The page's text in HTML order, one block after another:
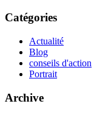
Catégories
Actualité
Blog
conseils d'action
Portrait
Archive